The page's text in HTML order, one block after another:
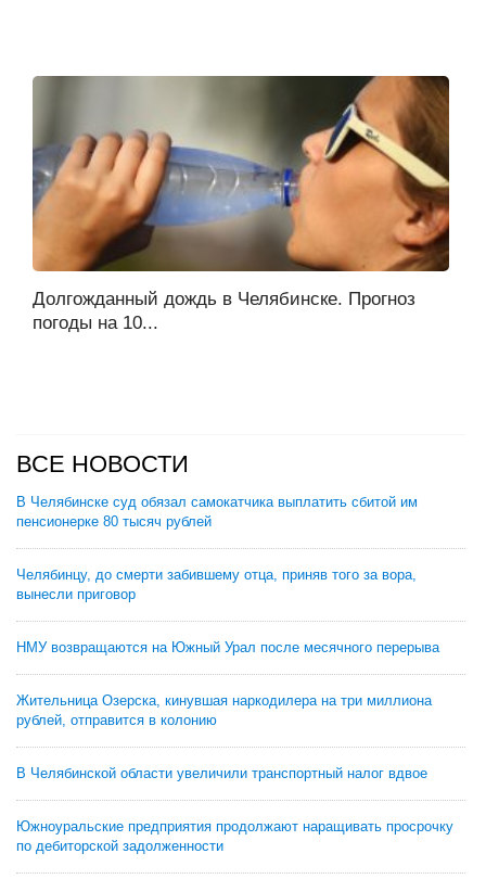
Долгожданный дождь в Челябинске. Прогноз
погоды на 10...
ВСЕ НОВОСТИ
В Челябинске суд обязал самокатчика выплатить сбитой им
пенсионерке 80 тысяч рублей
Челябинцу, до смерти забившему отца, приняв того за вора,
вынесли приговор
НМУ возвращаются на Южный Урал после месячного перерыва
Жительница Озерска, кинувшая наркодилера на три миллиона
рублей, отправится в колонию
В Челябинской области увеличили транспортный налог вдвое
Южноуральские предприятия продолжают наращивать просрочку
по дебиторской задолженности